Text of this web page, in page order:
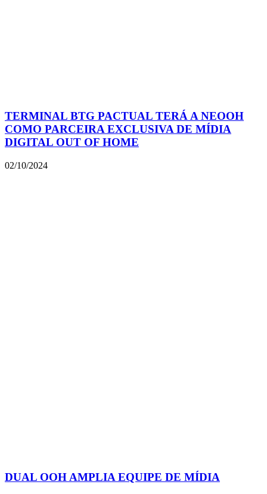
TERMINAL BTG PACTUAL TERÁ A NEOOH
COMO PARCEIRA EXCLUSIVA DE MÍDIA
DIGITAL OUT OF HOME
02/10/2024
DUAL OOH AMPLIA EQUIPE DE MÍDIA